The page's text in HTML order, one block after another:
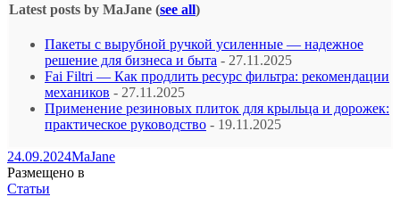
Latest posts by MaJane (see all)
Пакеты с вырубной ручкой усиленные — надежное
решение для бизнеса и быта - 27.11.2025
Fai Filtri — Как продлить ресурс фильтра: рекомендации
механиков - 27.11.2025
Применение резиновых плиток для крыльца и дорожек:
практическое руководство - 19.11.2025
24.09.2024MaJane
Размещено в
Статьи